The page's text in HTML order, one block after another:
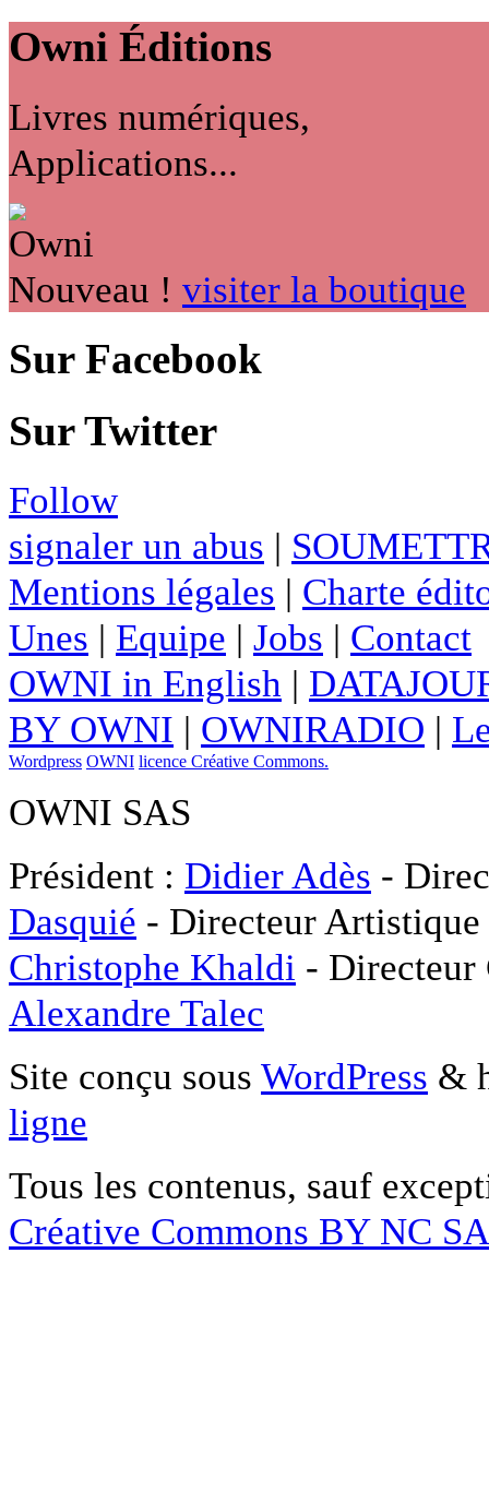
Owni Éditions
Livres numériques,
Applications...
Nouveau ! visiter la boutique
Sur Facebook
Sur Twitter
Follow
signaler un abus |
Mentions légales | Charte
Unes | Equipe | Jobs | Contact
OWNI in English |
BY OWNI | OWNIRADIO |
Wordpress OWNI licence Créative Commons.
OWNI SAS
Président : Didier Adès -
Dasquié - Directeur
Christophe Khaldi -
Alexandre Talec
Site conçu sous WordPress &
ligne
Tous les contenus, sauf
Créative Commons BY NC SA